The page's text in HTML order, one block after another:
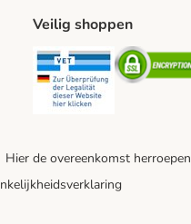
Veilig shoppen
Security
Hier de overeenkomst herroepen